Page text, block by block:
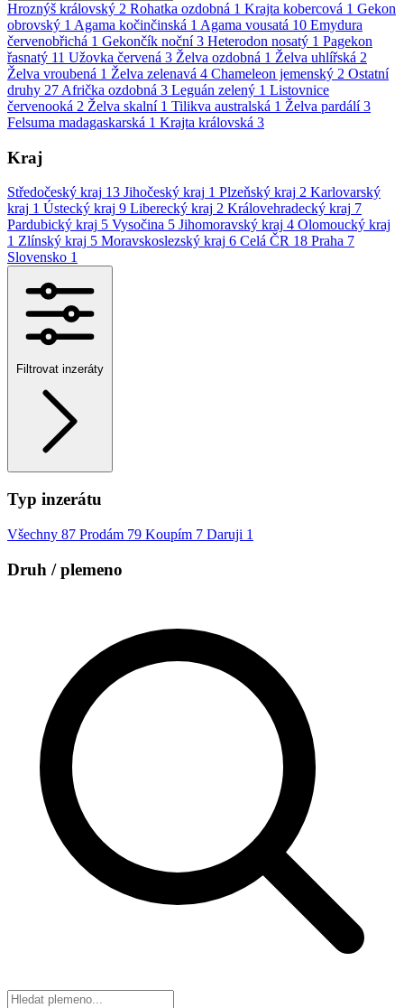
Hroznýš královský 2 Rohatka ozdobná 1 Krajta kobercová 1 Gekon
obrovský 1 Agama kočinčinská 1 Agama vousatá 10 Emydura
červenobřichá 1 Gekončík noční 3 Heterodon nosatý 1 Pagekon
řasnatý 11 Užovka červená 3 Želva ozdobná 1 Želva uhlířská 2
Želva vroubená 1 Želva zelenavá 4 Chameleon jemenský 2 Ostatní
druhy 27 Afrička ozdobná 3 Leguán zelený 1 Listovnice
červenooká 2 Želva skalní 1 Tilikva australská 1 Želva pardálí 3
Felsuma madagaskarská 1 Krajta královská 3
Kraj
Středočeský kraj 13 Jihočeský kraj 1 Plzeňský kraj 2 Karlovarský
kraj 1 Ústecký kraj 9 Liberecký kraj 2 Královehradecký kraj 7
Pardubický kraj 5 Vysočina 5 Jihomoravský kraj 4 Olomoucký kraj
1 Zlínský kraj 5 Moravskoslezský kraj 6 Celá ČR 18 Praha 7
Slovensko 1
Filtrovat inzeráty
Typ inzerátu
Všechny 87 Prodám 79 Koupím 7 Daruji 1
Druh / plemeno